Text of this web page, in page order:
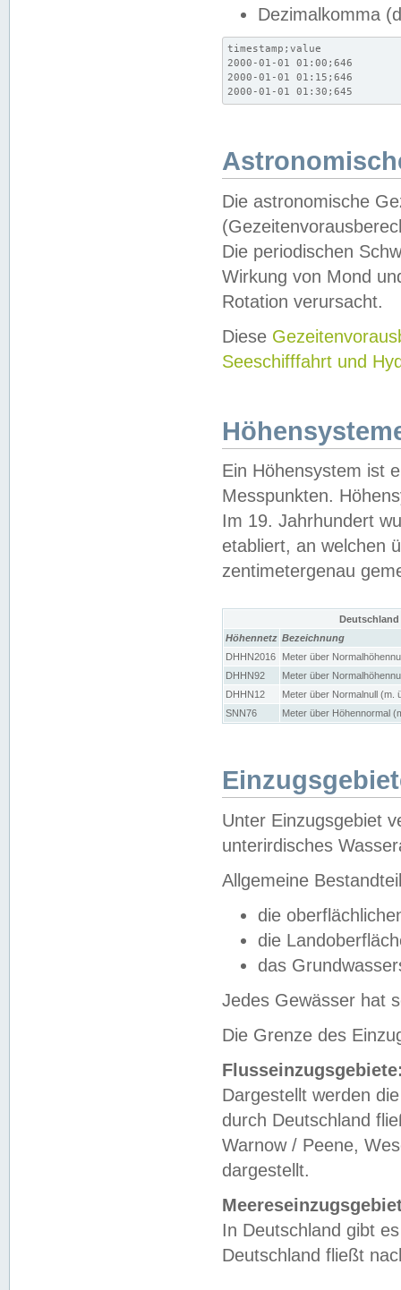
Dezimalkomma
timestamp;value
2000-01-01 01:00;646
2000-01-01 01:15;646
2000-01-01 01:30;645
Die astronomische
Die periodischen
Wirkung von Mond
Rotation verursacht.
Diese
Seeschifffahrt und
Ein Höhensystem ist
Messpunkten.
Im 19. Jahrhundert
etabliert, an welchen
zentimetergenau
Höhennetz Bezeichnung
DHHN2016
Meter über
DHHN92
Meter über
DHHN12
Meter über Normalnull (m.
SNN76
Meter über Höhennormal
Unter Einzugsgebiet
unterirdisches
Allgemeine
die
die
das
Jedes Gewässer hat
Die Grenze des
Dargestellt werden
durch Deutschland
Warnow / Peene,
dargestellt.
In Deutschland gibt
Deutschland fließt